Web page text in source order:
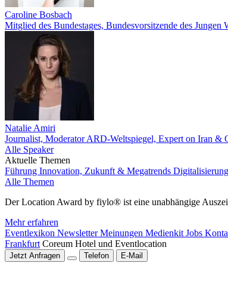
Caroline Bosbach
Mitglied des Bundestages, Bundesvorsitzende des
Natalie Amiri
Journalist, Moderator ARD-Weltspiegel, Expert on Iran &
Alle Speaker
Aktuelle Themen
Führung Innovation, Zukunft & Megatrends
Alle Themen
Der Location Award by fiylo® ist eine unabhängige
Mehr erfahren
Eventlexikon NewsletterMeinungen Medienkit Jobs
Frankfurt Coreum Hotel und Eventlocation
Jetzt Anfragen Telefon E-Mail